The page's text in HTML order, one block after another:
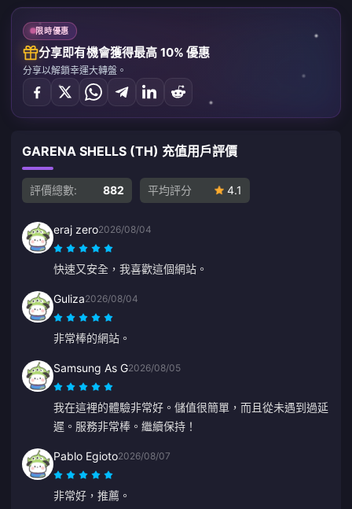
限時優惠
分享即有機會獲得最高 10% 優惠
分享以解鎖幸運大轉盤。
GARENA SHELLS (TH) 充值用戶評價
評價總數: 882 平均評分 4.1
eraj zero2026/08/04
快速又安全，我喜歡這個網站。
Guliza2026/08/04
非常棒的網站。
Samsung As G2026/08/05
我在這裡的體驗非常好。儲值很簡單，而且從未遇到過延
遲。服務非常棒。繼續保持！
Pablo Egioto2026/08/07
非常好，推薦。